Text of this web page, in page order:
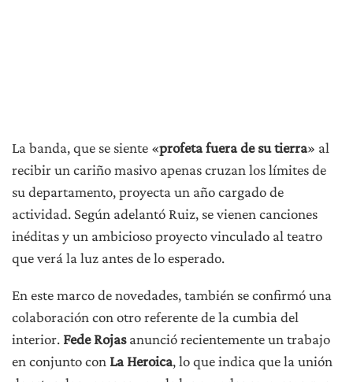
La banda, que se siente «profeta fuera de su tierra» al
recibir un cariño masivo apenas cruzan los límites de
su departamento, proyecta un año cargado de
actividad. Según adelantó Ruiz, se vienen canciones
inéditas y un ambicioso proyecto vinculado al teatro
que verá la luz antes de lo esperado.
En este marco de novedades, también se confirmó una
colaboración con otro referente de la cumbia del
interior. Fede Rojasanunció recientemente un trabajo
en conjunto con La Heroica, lo que indica que la unión